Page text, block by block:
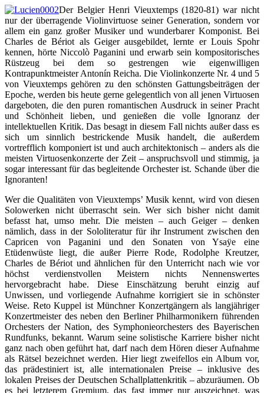
Der Belgier Henri Vieuxtemps (1820-81) war nicht
nur der überragende Violinvirtuose seiner Generation, sondern vor
allem ein ganz großer Musiker und wunderbarer Komponist. Bei
Charles de Bériot als Geiger ausgebildet, lernte er Louis Spohr
kennen, hörte Niccolò Paganini und erwarb sein kompositorisches
Rüstzeug bei dem so gestrengen wie eigenwilligen
Kontrapunktmeister Antonín Reicha. Die Violinkonzerte Nr. 4 und 5
von Vieuxtemps gehören zu den schönsten Gattungsbeiträgen der
Epoche, werden bis heute gerne gelegentlich von all jenen Virtuosen
dargeboten, die den puren romantischen Ausdruck in seiner Pracht
und Schönheit lieben, und genießen die volle Ignoranz der
intellektuellen Kritik. Das besagt in diesem Fall nichts außer dass es
sich um sinnlich bestrickende Musik handelt, die außerdem
vortrefflich komponiert ist und auch architektonisch – anders als die
meisten Virtuosenkonzerte der Zeit – anspruchsvoll und stimmig, ja
sogar interessant für das begleitende Orchester ist. Schande über die
Ignoranten!
Wer die Qualitäten von Vieuxtemps’ Musik kennt, wird von diesen
Solowerken nicht überrascht sein. Wer sich bisher nicht damit
befasst hat, umso mehr. Die meisten – auch Geiger – denken
nämlich, dass in der Sololiteratur für ihr Instrument zwischen den
Capricen von Paganini und den Sonaten von Ysaÿe eine
Etüdenwüste liegt, die außer Pierre Rode, Rodolphe Kreutzer,
Charles de Bériot und ähnlichen für den Unterricht nach wie vor
höchst verdienstvollen Meistern nichts Nennenswertes
hervorgebracht habe. Diese Einschätzung beruht einzig auf
Unwissen, und vorliegende Aufnahme korrigiert sie in schönster
Weise. Reto Kuppel ist Münchner Konzertgängern als langjähriger
Konzertmeister des neben den Berliner Philharmonikern führenden
Orchesters der Nation, des Symphonieorchesters des Bayerischen
Rundfunks, bekannt. Warum seine solistische Karriere bisher nicht
ganz nach oben geführt hat, darf nach dem Hören dieser Aufnahme
als Rätsel bezeichnet werden. Hier liegt zweifellos ein Album vor,
das prädestiniert ist, alle internationalen Preise – inklusive des
lokalen Preises der Deutschen Schallplattenkritik – abzuräumen. Ob
es bei letzterem Gremium, das fast immer nur auszeichnet, was